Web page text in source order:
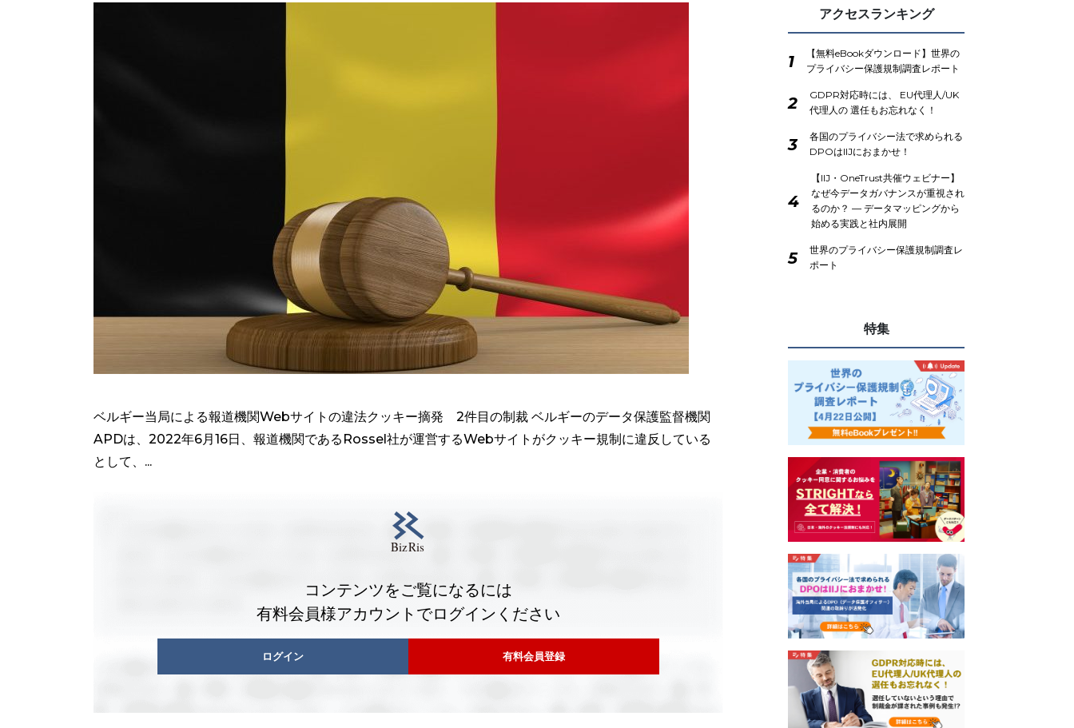
ベルギー当局による報道機関Webサイトの違法クッキー摘発 2件目の制裁 ベルギーのデータ保護監督機関
APDは、2022年6月16日、報道機関であるRossel社が運営するWebサイトがクッキー規制に違反している
として、...
コンテンツをご覧になるには
有料会員様アカウントでログインください
ログイン 有料会員登録
アクセスランキング
1
【無料eBookダウンロード】世界の
プライバシー保護規制調査レポート
2
GDPR対応時には、 EU代理人/UK
代理人の 選任もお忘れなく！
3
各国のプライバシー法で求められる
DPOはIIJにおまかせ！
4
【IIJ・OneTrust共催ウェビナー】
なぜ今データガバナンスが重視され
るのか？ ― データマッピングから
始める実践と社内展開
5
世界のプライバシー保護規制調査レ
ポート
特集